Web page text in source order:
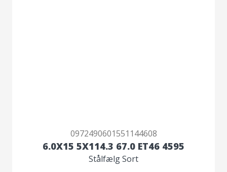
0972490601551144608
6.0X15 5X114.3 67.0 ET46 4595
Stålfælg Sort